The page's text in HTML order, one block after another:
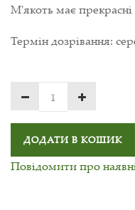
М'якоть має прекрасні
Термін дозрівання:
ДОДАТИ В КОШИК
Повідомити про